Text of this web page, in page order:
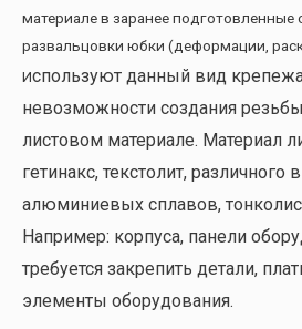
материале в заранее
развальцовки юбки (деформации,
Используют данный вид
невозможности создания
листовом материале. Материал
гетинакс, текстолит, различного
алюминиевых сплавов,
Например: корпуса, панели
требуется закрепить детали,
элементы оборудования.